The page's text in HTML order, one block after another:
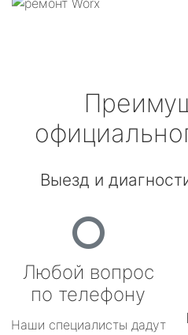
Выезд и
Любой вопрос
по телефону
Наши специалисты дадут